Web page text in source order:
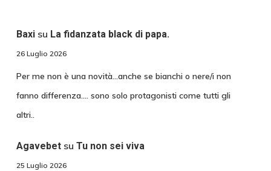
Baxisu La fidanzata black di papa.
26 Luglio 2026
Per me non è una novità...anche se bianchi o nere/i non
fanno differenza.... sono solo protagonisti come tutti gli
altri..
Agavebetsu Tu non sei viva
25 Luglio 2026